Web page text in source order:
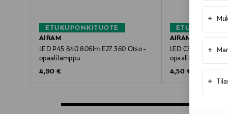
+
+
+
ETUKUPONKITUOTE
AIRAM
LED P45 840 806lm E27 360 Otso -
opaalilamppu
Original Price
4,90 €
AIRAM
LED C35 827
opaalilamppu
Original Price
4,50 €